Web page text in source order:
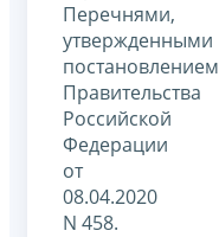
Перечнями,
утвержденными
постановлением
Правительства
Российской
Федерации
от
08.04.2020
N 458.